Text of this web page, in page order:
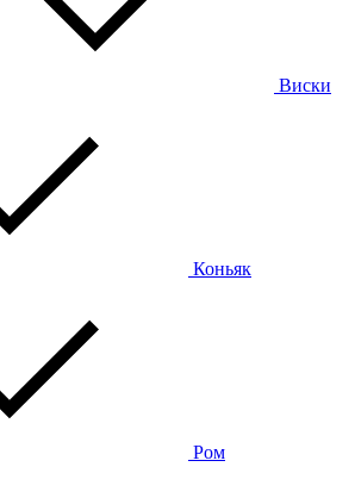
Виски
Коньяк
Ром